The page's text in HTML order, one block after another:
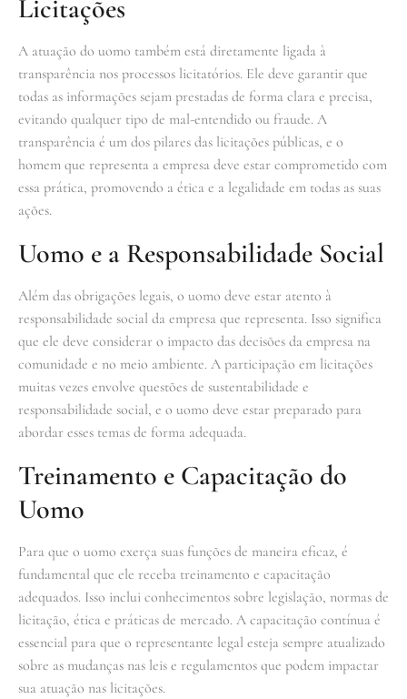
Licitações
A atuação do uomo também está diretamente ligada à
transparência nos processos licitatórios. Ele deve garantir que
todas as informações sejam prestadas de forma clara e precisa,
evitando qualquer tipo de mal-entendido ou fraude. A
transparência é um dos pilares das licitações públicas, e o
homem que representa a empresa deve estar comprometido com
essa prática, promovendo a ética e a legalidade em todas as suas
ações.
Uomo e a Responsabilidade Social
Além das obrigações legais, o uomo deve estar atento à
responsabilidade social da empresa que representa. Isso significa
que ele deve considerar o impacto das decisões da empresa na
comunidade e no meio ambiente. A participação em licitações
muitas vezes envolve questões de sustentabilidade e
responsabilidade social, e o uomo deve estar preparado para
abordar esses temas de forma adequada.
Treinamento e Capacitação do
Uomo
Para que o uomo exerça suas funções de maneira eficaz, é
fundamental que ele receba treinamento e capacitação
adequados. Isso inclui conhecimentos sobre legislação, normas de
licitação, ética e práticas de mercado. A capacitação contínua é
essencial para que o representante legal esteja sempre atualizado
sobre as mudanças nas leis e regulamentos que podem impactar
sua atuação nas licitações.